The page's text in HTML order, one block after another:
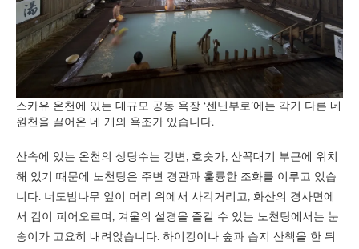
스카유 온천에 있는 대규모 공동 욕장 ‘센닌부로’에는 각기 다른 네
원천을 끌어온 네 개의 욕조가 있습니다.
산속에 있는 온천의 상당수는 강변, 호숫가, 산꼭대기 부근에 위치
해 있기 때문에 노천탕은 주변 경관과 훌륭한 조화를 이루고 있습
니다. 너도밤나무 잎이 머리 위에서 사각거리고, 화산의 경사면에
서 김이 피어오르며, 겨울의 설경을 즐길 수 있는 노천탕에서는 눈
송이가 고요히 내려앉습니다. 하이킹이나 숲과 습지 산책을 한 뒤